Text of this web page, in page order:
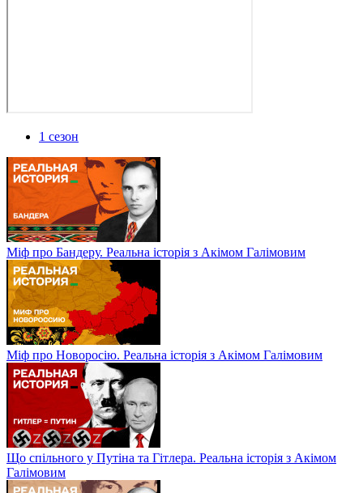
1 сезон
Міф про Бандеру. Реальна історія з Акімом Галімовим
Міф про Новоросію. Реальна історія з Акімом Галімовим
Що спільного у Путіна та Гітлера. Реальна історія з Акімом
Галімовим